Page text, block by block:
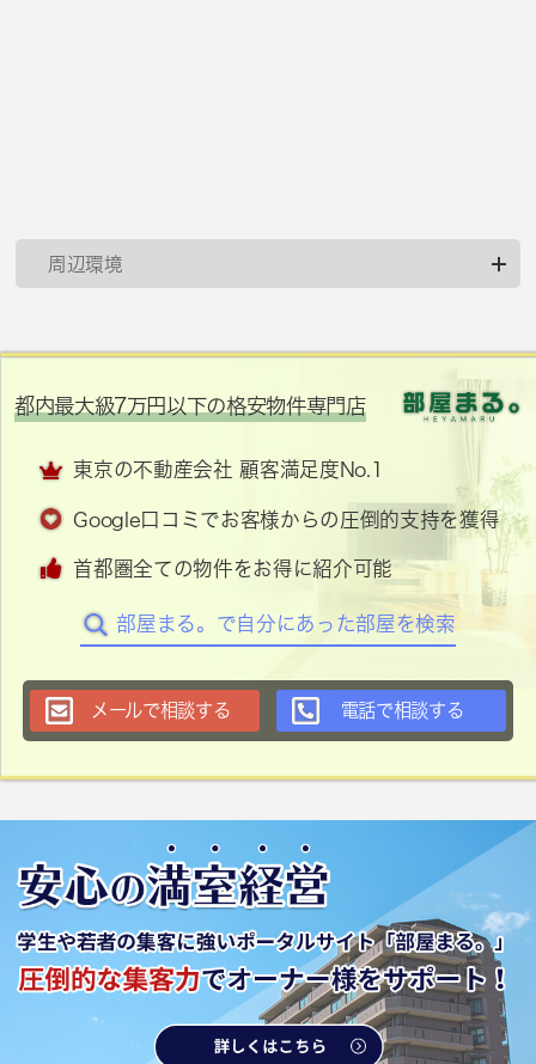
周辺環境
都内最大級7万円以下の格安物件専門店
東京の不動産会社 顧客満足度No.1
Google口コミでお客様からの圧倒的支持を獲得
首都圏全ての物件をお得に紹介可能
部屋まる。で自分にあった部屋を検索
メールで相談する 電話で相談する